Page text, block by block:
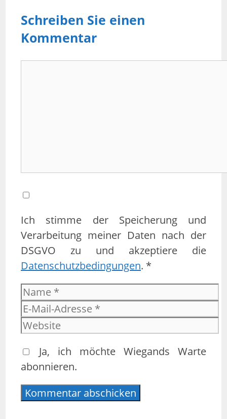
Schreiben Sie einen
Kommentar
Ich stimme der Speicherung und
Verarbeitung meiner Daten nach der
DSGVO zu und akzeptiere die
Datenschutzbedingungen. *
Name
E-
Mail-
Adresse
Website
Ja, ich möchte Wiegands Warte
abonnieren.